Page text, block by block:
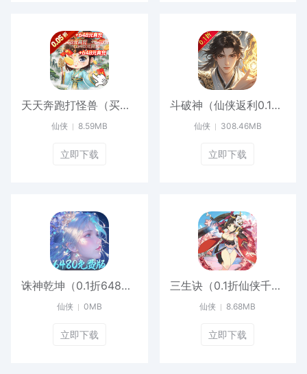
天天奔跑打怪兽（买断福利0.05折）正版
仙侠 8.59MB
立即下载
斗破神（仙侠返利0.1折）最新
仙侠 308.46MB
立即下载
诛神乾坤（0.1折648免费版）最新
仙侠 0MB
立即下载
三生诀（0.1折仙侠千元买断版）最新版本
仙侠 8.68MB
立即下载